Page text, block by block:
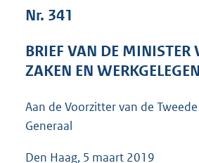
K
b
Nr. 341
BRIEF VAN DE MINISTER
ZAKEN EN
Aan de Voorzitter van de
Generaal
Den Haag, 5 maart 2019